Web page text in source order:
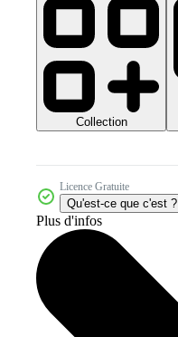
Collection
Licence Gratuite
Qu'est-ce que c'est ?
Plus d'infos